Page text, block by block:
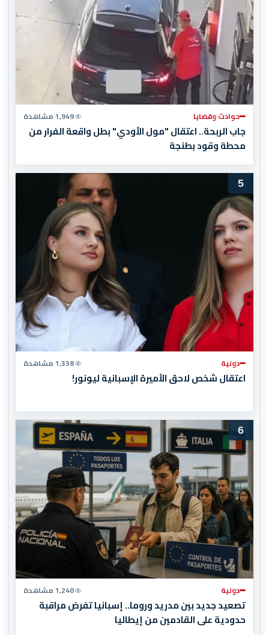
حوادث وقضايا 1,949 مشاهدة
جاب الربحة.. اعتقال "مول الأودي" بطل واقعة الفرار من
محطة وقود بطنجة
5
دولية 1,338 مشاهدة
اعتقال شخص لاحق الأميرة الإسبانية ليونور!
6
دولية 1,240 مشاهدة
تصعيد جديد بين مدريد وروما.. إسبانيا تفرض مراقبة
حدودية على القادمين من إيطاليا